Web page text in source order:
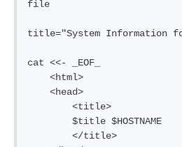
file
title="System Information
cat <<- _EOF_